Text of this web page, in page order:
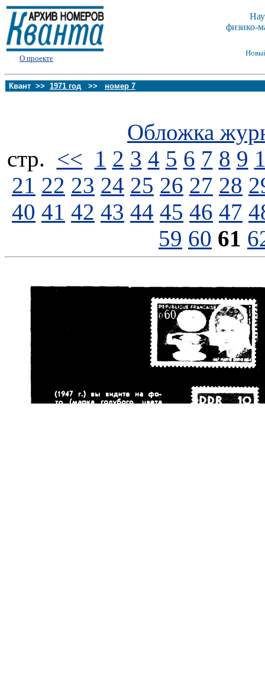
О проекте
физико-
Квант >> 1971 год >> номер 7
Обложка
стp. << 1 2 3 4 5 6 7 8 9
21 22 23 24 25 26 27 28
40 41 42 43 44 45 46 47
59 60 61